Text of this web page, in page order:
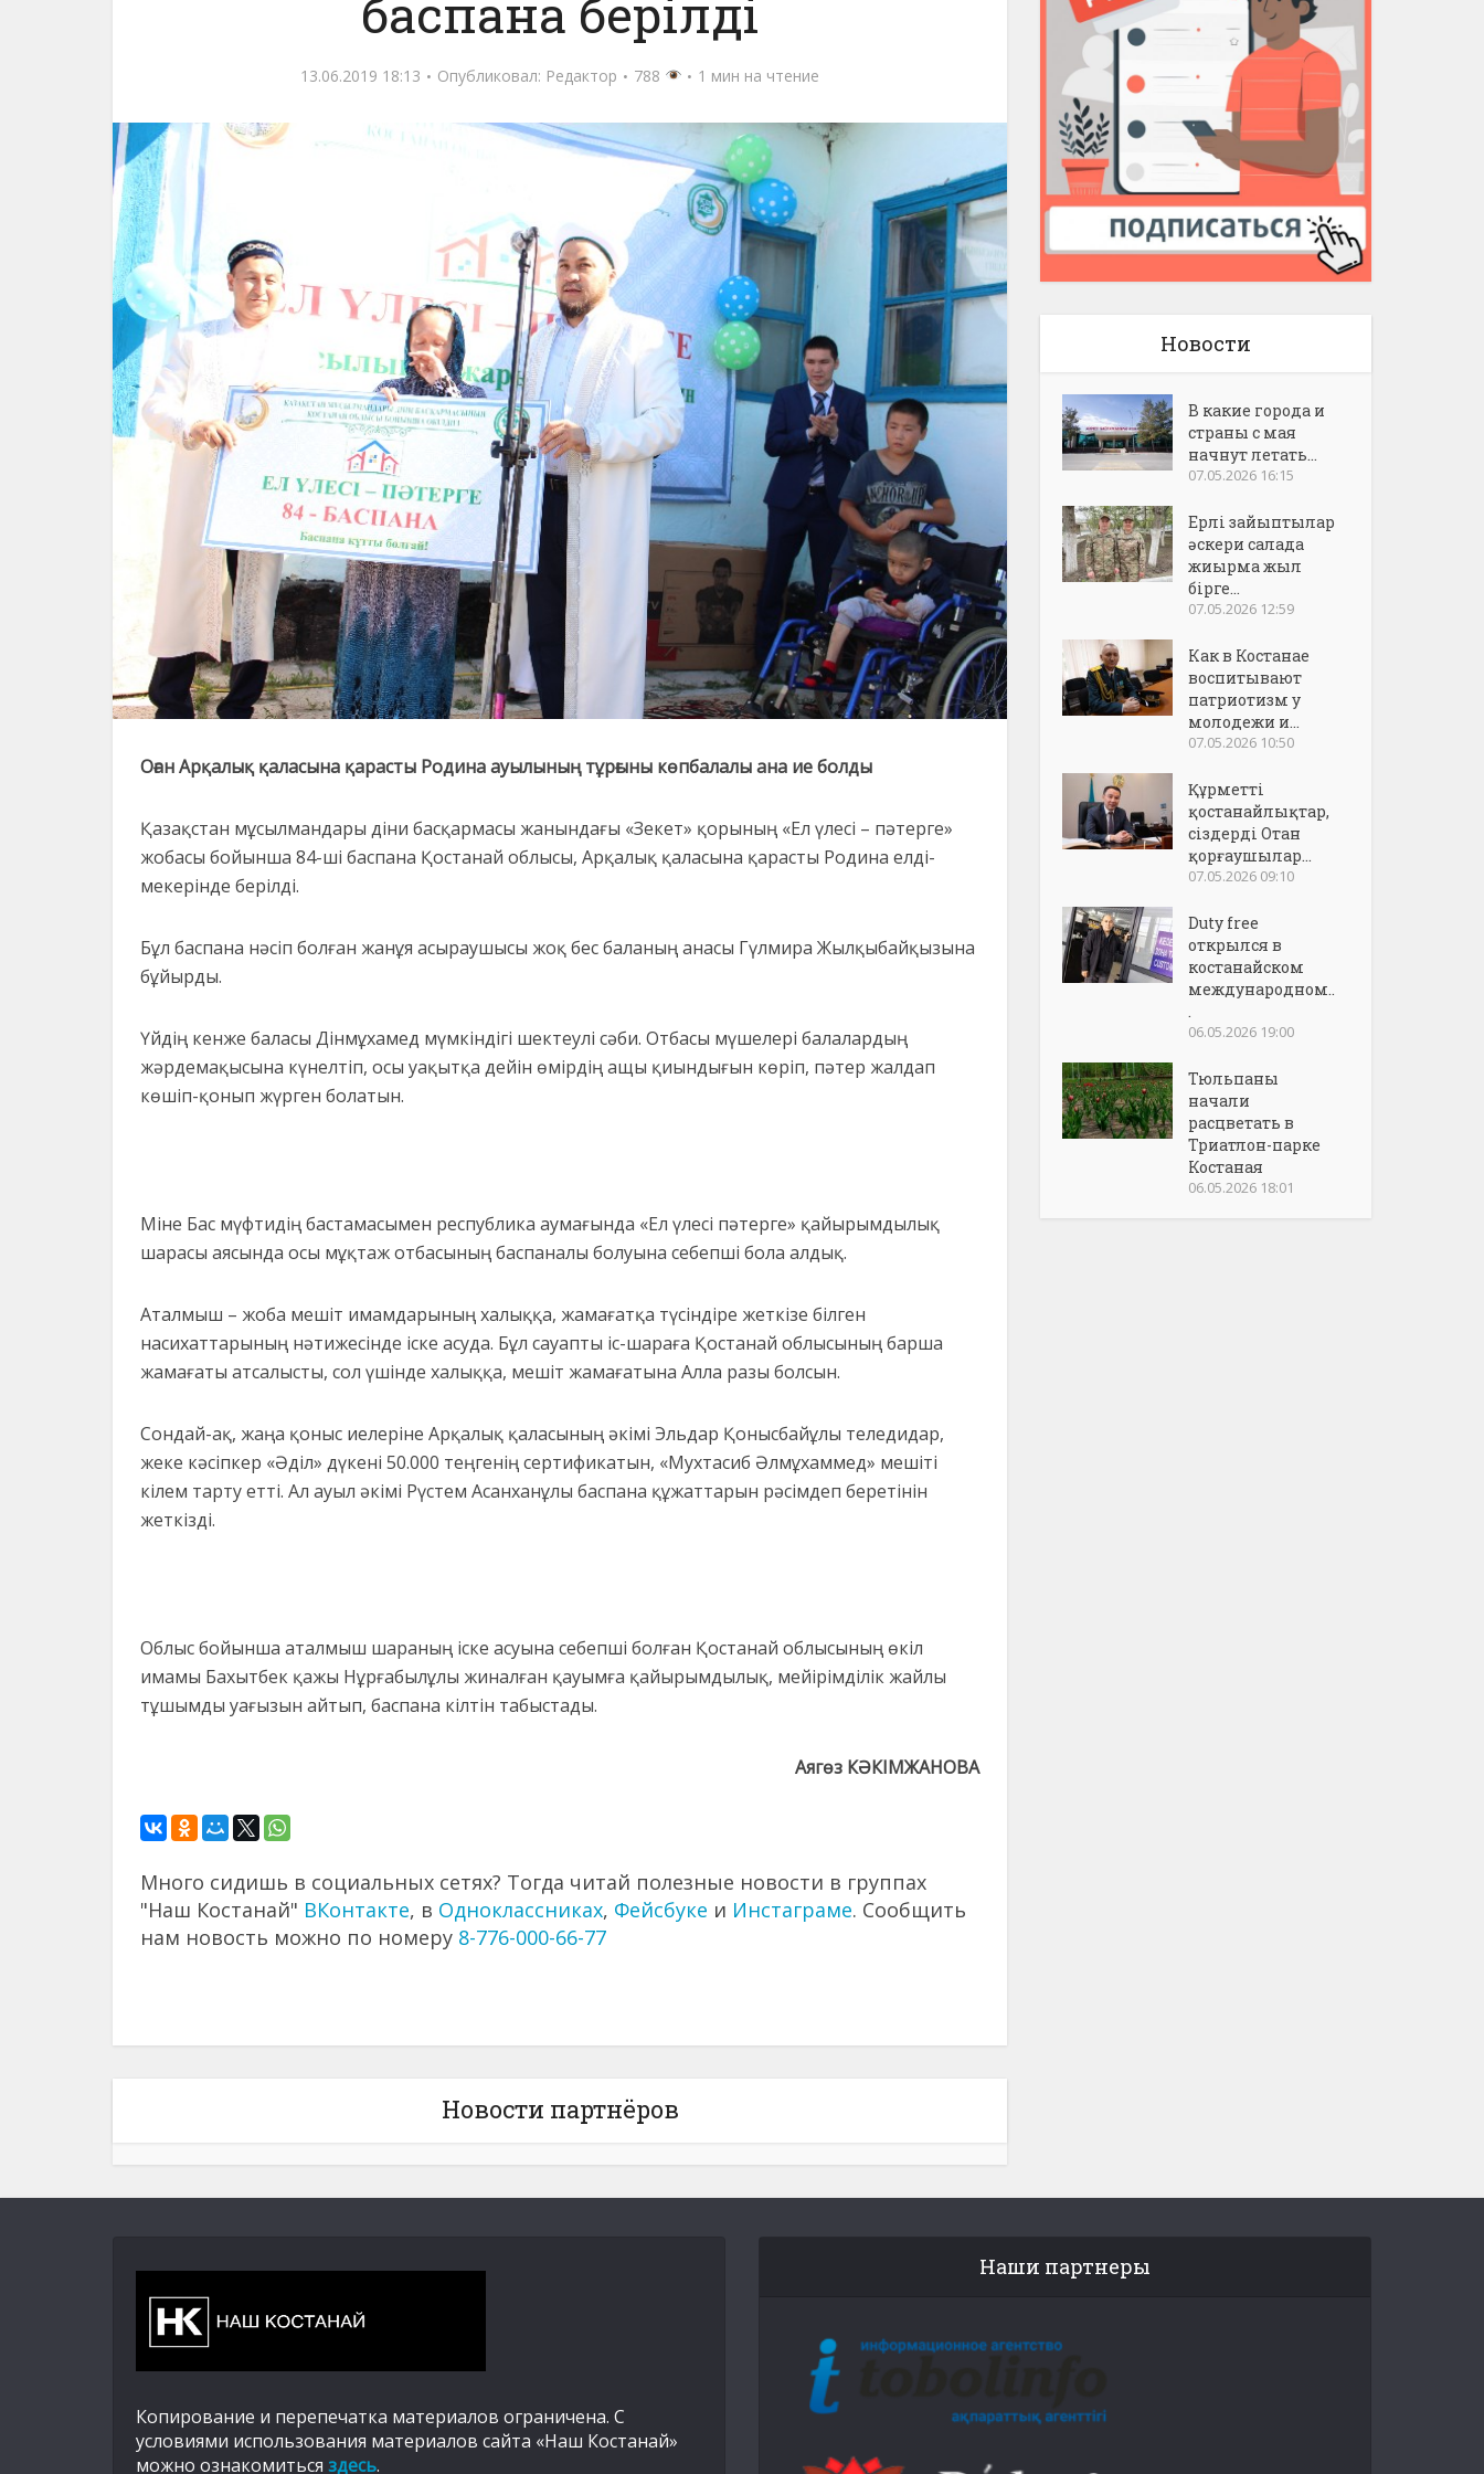
баспана берілді
13.06.2019 18:13 Опубликовал: Редактор 788 1 мин на чтение
Оған Арқалық қаласына қарасты Родина ауылының тұрғыны көпбалалы ана ие болды
Қазақстан мұсылмандары діни басқармасы жанындағы «Зекет» қорының «Ел үлесі – пәтерге»
жобасы бойынша 84-ші баспана Қостанай облысы, Арқалық қаласына қарасты Родина елді-
мекерінде берілді.
Бұл баспана нәсіп болған жанұя асыраушысы жоқ бес баланың анасы Гүлмира Жылқыбайқызына
бұйырды.
Үйдің кенже баласы Дінмұхамед мүмкіндігі шектеулі сәби. Отбасы мүшелері балалардың
жәрдемақысына күнелтіп, осы уақытқа дейін өмірдің ащы қиындығын көріп, пәтер жалдап
көшіп-қонып жүрген болатын.
Міне Бас мүфтидің бастамасымен республика аумағында «Ел үлесі пәтерге» қайырымдылық
шарасы аясында осы мұқтаж отбасының баспаналы болуына себепші бола алдық.
Аталмыш – жоба мешіт имамдарының халыққа, жамағатқа түсіндіре жеткізе білген
насихаттарының нәтижесінде іске асуда. Бұл сауапты іс-шараға Қостанай облысының барша
жамағаты атсалысты, сол үшінде халыққа, мешіт жамағатына Алла разы болсын.
Сондай-ақ, жаңа қоныс иелеріне Арқалық қаласының әкімі Эльдар Қонысбайұлы теледидар,
жеке кәсіпкер «Әділ» дүкені 50.000 теңгенің сертификатын, «Мухтасиб Әлмұхаммед» мешіті
кілем тарту етті. Ал ауыл әкімі Рүстем Асанханұлы баспана құжаттарын рәсімдеп беретінін
жеткізді.
Облыс бойынша аталмыш шараның іске асуына себепші болған Қостанай облысының өкіл
имамы Бахытбек қажы Нұрғабылұлы жиналған қауымға қайырымдылық, мейірімділік жайлы
тұшымды уағызын айтып, баспана кілтін табыстады.
Аягөз КӘКІМЖАНОВА
Много сидишь в социальных сетях? Тогда читай полезные новости в группах
"Наш Костанай" ВКонтакте, в Одноклассниках, Фейсбуке и Инстаграме. Сообщить
нам новость можно по номеру 8-776-000-66-77
Новости партнёров
Новости
В какие города и
страны с мая
начнут летать...
07.05.2026 16:15
Ерлі зайыптылар
әскери салада
жиырма жыл
бірге...
07.05.2026 12:59
Как в Костанае
воспитывают
патриотизм у
молодежи и...
07.05.2026 10:50
Құрметті
қостанайлықтар,
сіздерді Отан
қорғаушылар...
07.05.2026 09:10
Duty free
открылся в
костанайском
международном..
.
06.05.2026 19:00
Тюльпаны
начали
расцветать в
Триатлон-парке
Костаная
06.05.2026 18:01
Копирование и перепечатка материалов ограничена. С
условиями использования материалов сайта «Наш Костанай»
можно ознакомиться здесь.
Наши партнеры